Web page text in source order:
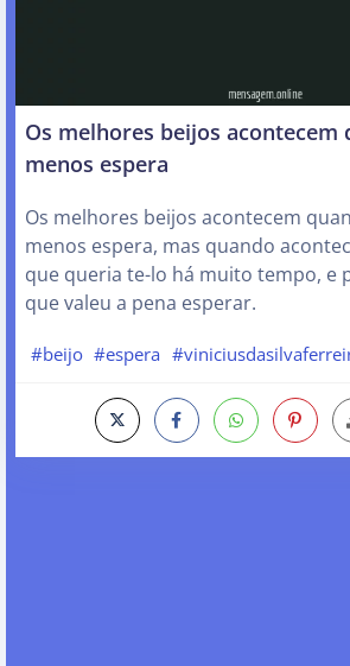
Os melhores beijos acontecem
menos espera
Os melhores beijos acontecem
menos espera, mas quando
que queria te-lo há muito tempo, e
que valeu a pena esperar.
#beijo #espera